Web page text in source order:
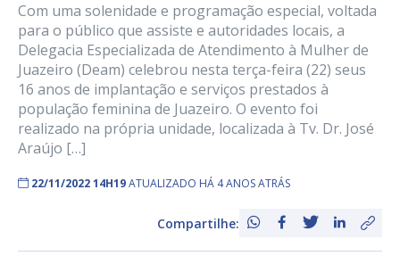
Com uma solenidade e programação especial, voltada
para o público que assiste e autoridades locais, a
Delegacia Especializada de Atendimento à Mulher de
Juazeiro (Deam) celebrou nesta terça-feira (22) seus
16 anos de implantação e serviços prestados à
população feminina de Juazeiro. O evento foi
realizado na própria unidade, localizada à Tv. Dr. José
Araújo […]
22/11/2022 14H19ATUALIZADO HÁ 4 ANOS ATRÁS
Compartilhe: